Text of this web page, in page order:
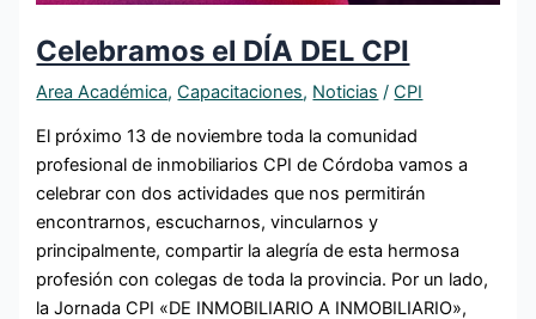
Celebramos el DÍA DEL CPI
Area Académica,Capacitaciones, Noticias /CPI
El próximo 13 de noviembre toda la comunidad
profesional de inmobiliarios CPI de Córdoba vamos a
celebrar con dos actividades que nos permitirán
encontrarnos, escucharnos, vincularnos y
principalmente, compartir la alegría de esta hermosa
profesión con colegas de toda la provincia. Por un lado,
la Jornada CPI «DE INMOBILIARIO A INMOBILIARIO»,